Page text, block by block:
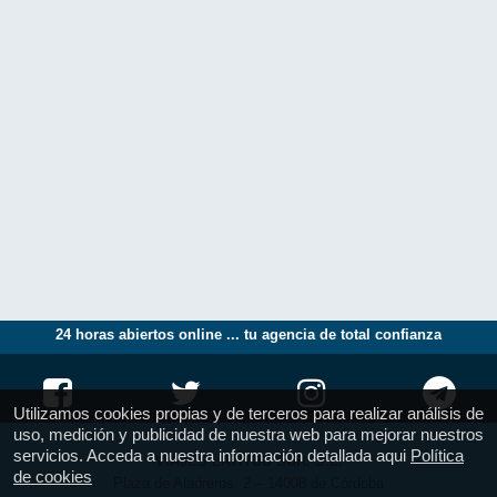
Utilizamos cookies propias y de terceros para realizar análisis de
uso, medición y publicidad de nuestra web para mejorar nuestros
servicios. Acceda a nuestra información detallada aqui Política
de cookies
24 horas abiertos online ... tu agencia de total confianza
VIAJES LATITUD SUR, S.L.